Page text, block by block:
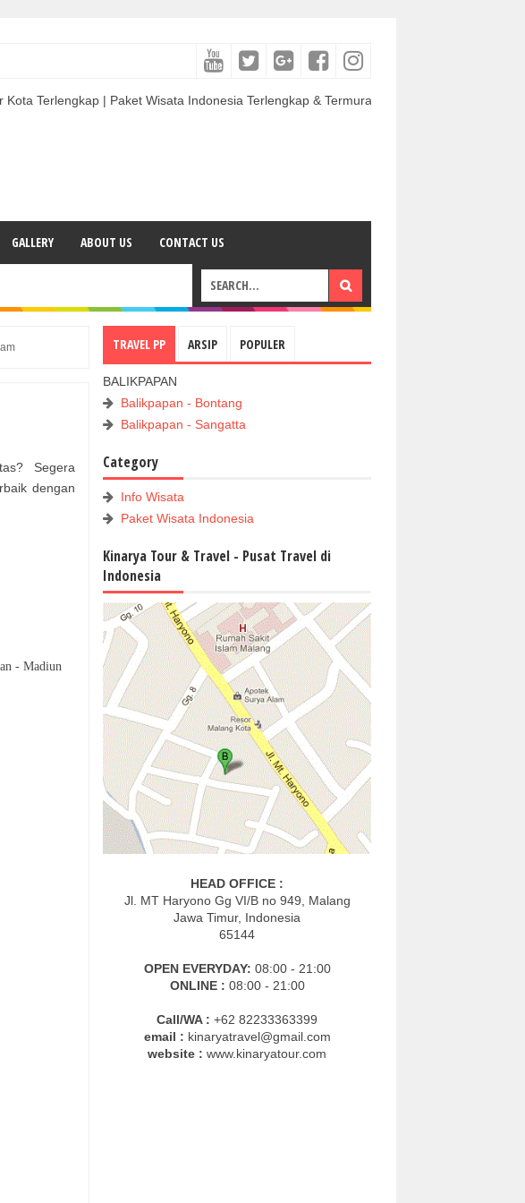
| Paket Wisata Indonesia Terlengkap & Termurah | Sewa Mobil termurah & Berkualitas
GALLERY ABOUT US CONTACT US
Segera
dengan
- Madiun
TRAVEL PP ARSIP POPULER
BALIKPAPAN
Balikpapan - Bontang
Balikpapan - Sangatta
Category
Info Wisata
Paket Wisata Indonesia
Kinarya Tour & Travel - Pusat Travel di
Indonesia
HEAD OFFICE :
Jl. MT Haryono Gg VI/B no 949, Malang
Jawa Timur, Indonesia
65144
OPEN EVERYDAY: 08:00 - 21:00
ONLINE : 08:00 - 21:00
Call/WA : +62 82233363399
email : kinaryatravel@gmail.com
website : www.kinaryatour.com